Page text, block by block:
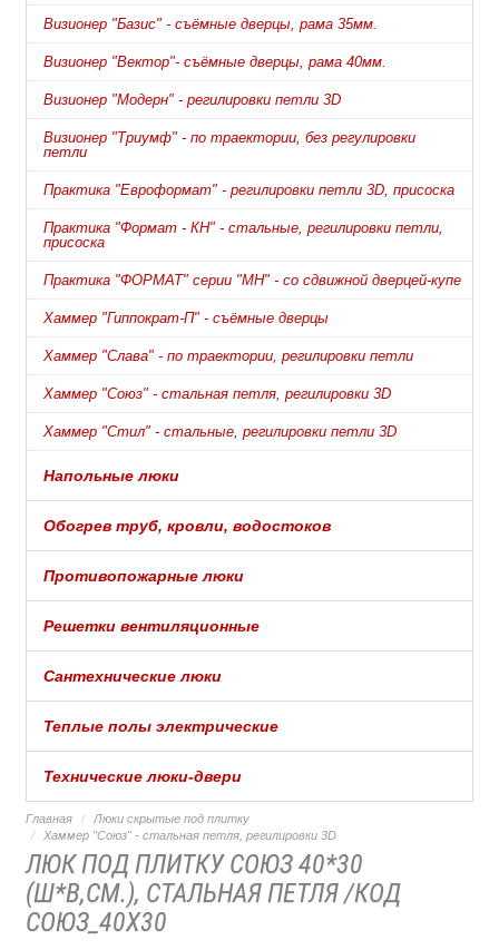
Визионер "Базис" - съёмные дверцы, рама 35мм.
Визионер "Вектор"- съёмные дверцы, рама 40мм.
Визионер "Модерн" - регилировки петли 3D
Визионер "Триумф" - по траектории, без регулировки
петли
Практика "Евроформат" - регилировки петли 3D, присоска
Практика "Формат - КН" - стальные, регилировки петли,
присоска
Практика "ФОРМАТ" серии "МН" - со сдвижной дверцей-купе
Хаммер "Гиппократ-П" - съёмные дверцы
Хаммер "Слава" - по траектории, регилировки петли
Хаммер "Союз" - стальная петля, регилировки 3D
Хаммер "Стил" - стальные, регилировки петли 3D
Напольные люки
Обогрев труб, кровли, водостоков
Противопожарные люки
Решетки вентиляционные
Сантехнические люки
Теплые полы электрические
Технические люки-двери
Главная
Люки скрытые под плитку
Хаммер "Союз" - стальная петля, регилировки 3D
ЛЮК ПОД ПЛИТКУ СОЮЗ 40*30
(Ш*В,СМ.), СТАЛЬНАЯ ПЕТЛЯ /КОД
СОЮЗ_40Х30